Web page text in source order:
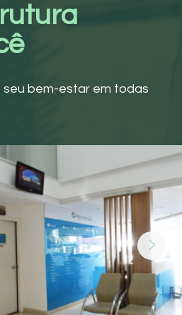
bem-estar em todas